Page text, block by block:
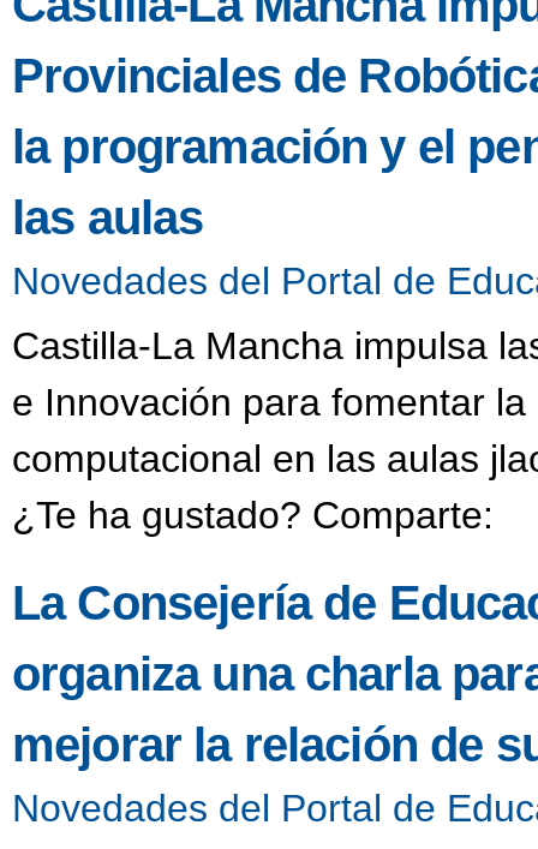
Provinciales de
la programación y el
las aulas
Novedades del Portal de
Castilla-La Mancha impulsa
e Innovación para fomentar
computacional en las aulas
¿Te ha gustado? Comparte:
La Consejería de
organiza una charla
mejorar la relación de
Novedades del Portal de